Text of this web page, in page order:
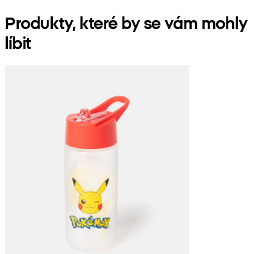
Produkty, které by se vám mohly
líbit